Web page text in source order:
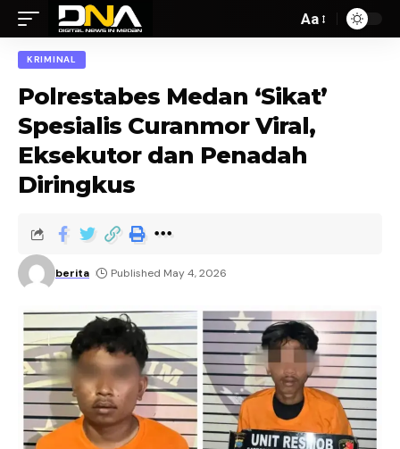
Aa
KRIMINAL
Polrestabes Medan ‘Sikat’
Spesialis Curanmor Viral,
Eksekutor dan Penadah
Diringkus
berita Published May 4, 2026